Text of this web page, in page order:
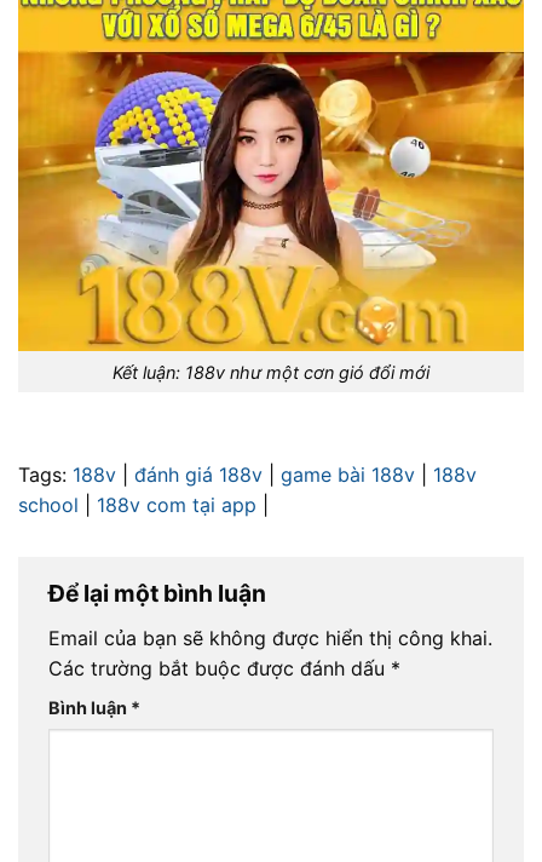
Kết luận: 188v như một cơn gió đổi mới
Tags: 188v đánh giá 188v game bài 188v
188v
school
188v com tại app
Để lại một bình luận
Email của bạn sẽ không được hiển thị công khai.
Các trường bắt buộc được đánh dấu *
Bình luận *